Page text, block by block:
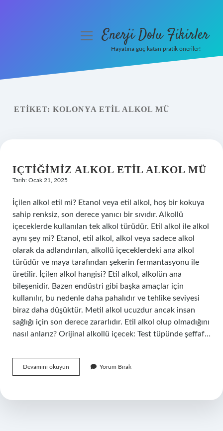
Yasal Uyarı
menüyüEnerji Dolu Fikirler
Hayatına güç katan pratik öneriler!
ETIKET: KOLONYA ETIL ALKOL MÜ
IÇTIĞIMIZ ALKOL ETIL ALKOL MÜ
Tarih: Ocak 21, 2025
İçilen alkol etil mi? Etanol veya etil alkol, hoş bir kokuya
sahip renksiz, son derece yanıcı bir sıvıdır. Alkollü
içeceklerde kullanılan tek alkol türüdür. Etil alkol ile alkol
aynı şey mi? Etanol, etil alkol, alkol veya sadece alkol
olarak da adlandırılan, alkollü içeceklerdeki ana alkol
türüdür ve maya tarafından şekerin fermantasyonu ile
üretilir. İçilen alkol hangisi? Etil alkol, alkolün ana
bileşenidir. Bazen endüstri gibi başka amaçlar için
kullanılır, bu nedenle daha pahalıdır ve tehlike seviyesi
biraz daha düşüktür. Metil alkol ucuzdur ancak insan
sağlığı için son derece zararlıdır. Etil alkol olup olmadığını
nasıl anlarız? Orijinal alkollü içecek: Test tüpünde şeffaf…
Devamını okuyun
Alkol
Mü
Yorum Bırak